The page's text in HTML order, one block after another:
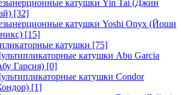
катушки Yin Tai (Джин
[32]
катушки Yoshi Onyx (Йоши
[15]
катушки [75]
катушки Abu Garcia
Гарсия) [0]
катушки Condor
[1]